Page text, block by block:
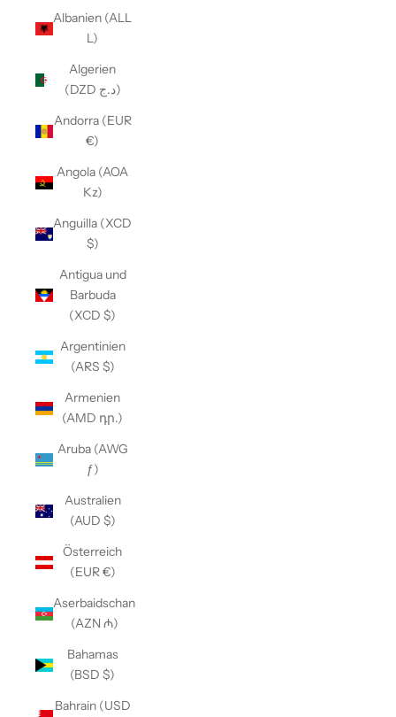
Albanien (ALL
L)
Algerien
(DZD د.ج)
Andorra (EUR
€)
Angola (AOA
Kz)
Anguilla (XCD
$)
Antigua und
Barbuda
(XCD $)
Argentinien
(ARS $)
Armenien
(AMD դր.)
Aruba (AWG
ƒ)
Australien
(AUD $)
Österreich
(EUR €)
Aserbaidschan
(AZN ₼)
Bahamas
(BSD $)
Bahrain (USD